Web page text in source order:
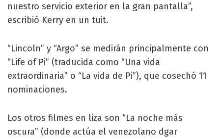
nuestro servicio exterior en la gran pantalla”,
escribió Kerry en un tuit.
“Lincoln” y “Argo” se medirán principalmente con
“Life of Pi” (traducida como “Una vida
extraordinaria” o “La vida de Pi”), que cosechó 11
nominaciones.
Los otros filmes en liza son “La noche más
oscura” (donde actúa el venezolano dgar